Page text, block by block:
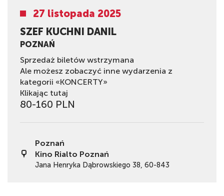
27 listopada 2025
SZEF KUCHNI DANIL
POZNAŃ
Sprzedaż biletów wstrzymana
Ale możesz zobaczyć inne wydarzenia z
kategorii «KONCERTY»
Klikając tutaj
80-160 PLN
Poznań
Kino Rialto Poznań
Jana Henryka Dąbrowskiego 38, 60-843